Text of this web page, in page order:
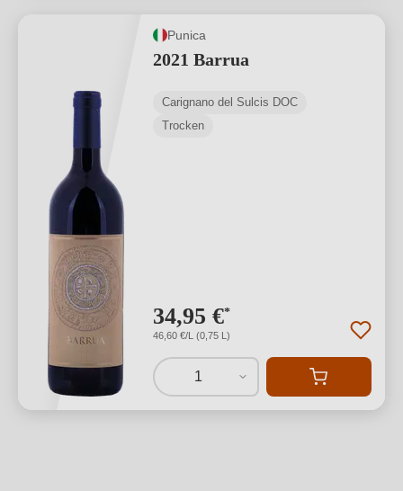
Punica
2021 Barrua
Carignano del Sulcis DOC
Trocken
34,95 €*
46,60 €/L (0,75 L)
1